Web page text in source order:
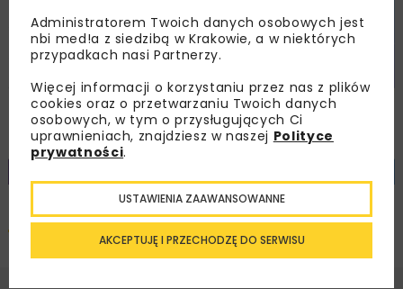
Pobierz artykuł PDF
Administratorem Twoich danych osobowych jest
nbi med!a z siedzibą w Krakowie, a w niektórych
przypadkach nasi Partnerzy.
Więcej informacji o korzystaniu przez nas z plików
cookies oraz o przetwarzaniu Twoich danych
osobowych, w tym o przysługujących Ci
uprawnieniach, znajdziesz w naszej Polityce
prywatności.
AKCEPTUJĘ I PRZECHODZĘ DO SERWISU
USTAWIENIA ZAAWANSOWANNE